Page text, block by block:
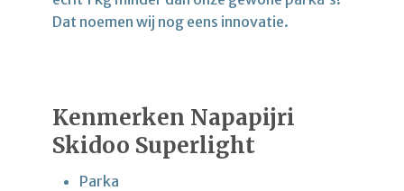
Dat noemen wij nog eens innovatie.
Kenmerken Napapijri
Skidoo Superlight
Parka